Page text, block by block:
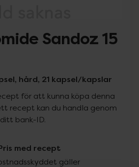
Sandoz 15
hård, 21 kapsel/kapslar
för att kunna köpa denna
recept kan du handla genom
bank-ID.
med recept
gäller